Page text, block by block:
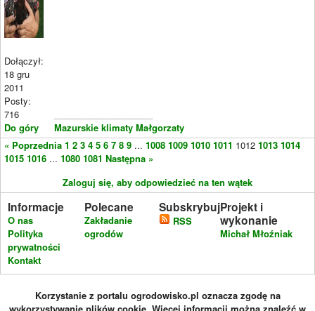
Dołączył:
18 gru
2011
Posty:
716
Do góry
Mazurskie klimaty Małgorzaty
« Poprzednia 1 2 3 4 5 6 7 8 9 ... 1008 1009 1010 1011 1012 1013 1014
1015 1016 ... 1080 1081 Następna »
Zaloguj się, aby odpowiedzieć na ten wątek
Informacje
O nas
Polityka
prywatności
Kontakt
Polecane
Zakładanie
ogrodów
Subskrybuj
RSS
Projekt i
wykonanie
Michał Młoźniak
Korzystanie z portalu ogrodowisko.pl oznacza zgodę na
wykorzystywanie plików cookie. Więcej informacji można znaleźć w